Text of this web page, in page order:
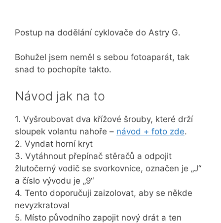
Postup na dodělání cyklovače do Astry G.
Bohužel jsem neměl s sebou fotoaparát, tak
snad to pochopíte takto.
Návod jak na to
1. Vyšroubovat dva křížové šrouby, které drží
sloupek volantu nahoře – návod + foto zde.
2. Vyndat horní kryt
3. Vytáhnout přepínač stěračů a odpojit
žlutočerný vodič se svorkovnice, označen je „J“
a číslo vývodu je „9“
4. Tento doporučuji zaizolovat, aby se někde
nevyzkratoval
5. Místo původního zapojit nový drát a ten